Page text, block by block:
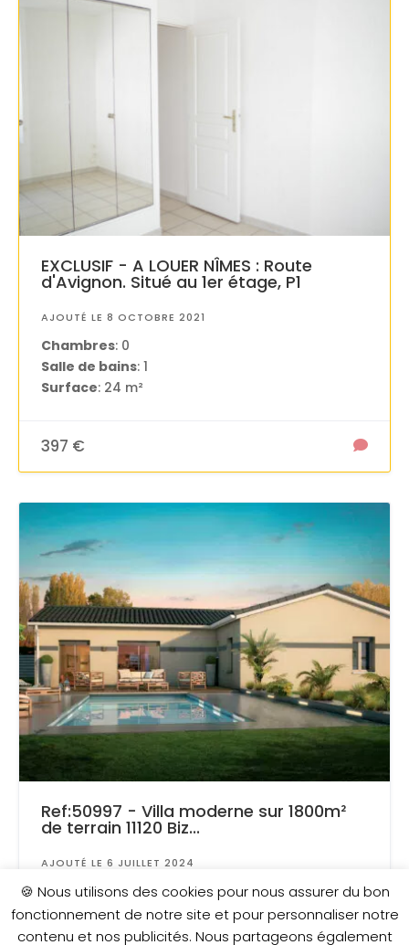
EXCLUSIF - A LOUER NÎMES : Route
d'Avignon. Situé au 1er étage, P1
AJOUTÉ LE 8 OCTOBRE 2021
Chambres: 0
Salle de bains: 1
Surface: 24 m²
397 €
Ref:50997 - Villa moderne sur 1800m²
de terrain 11120 Biz...
AJOUTÉ LE 6 JUILLET 2024
Surface: 1 802 m²
🍪 Nous utilisons des cookies pour nous assurer du bon
fonctionnement de notre site et pour personnaliser notre
contenu et nos publicités. Nous partageons également